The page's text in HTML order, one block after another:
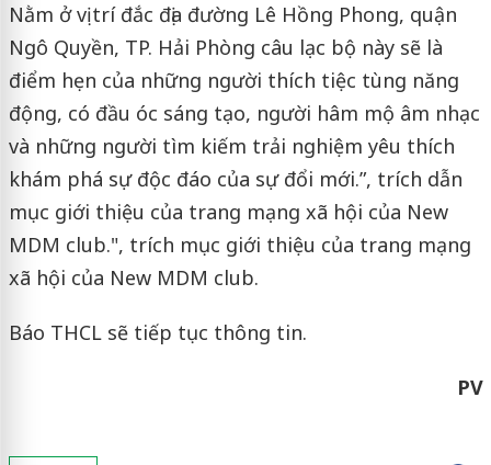
Nằm ở vị trí đắc địa đường Lê Hồng Phong, quận
Ngô Quyền, TP. Hải Phòng câu lạc bộ này sẽ là
điểm hẹn của những người thích tiệc tùng năng
động, có đầu óc sáng tạo, người hâm mộ âm nhạc
và những người tìm kiếm trải nghiệm yêu thích
khám phá sự độc đáo của sự đổi mới.”, trích dẫn
mục giới thiệu của trang mạng xã hội của New
MDM club.", trích mục giới thiệu của trang mạng
xã hội của New MDM club.
Báo THCL sẽ tiếp tục thông tin.
PV